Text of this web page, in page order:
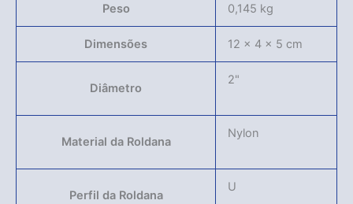
Peso 0,145 kg
Dimensões 12 × 4 × 5 cm
Diâmetro
2"
Material da Roldana
Nylon
Perfil da Roldana
U